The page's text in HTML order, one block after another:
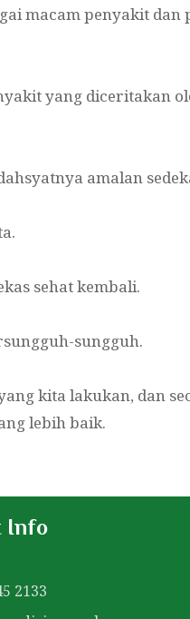
macam penyakit dan
yang diceritakan
amalan
sehat kembali.
sungguh.
kita lakukan, dan
lebih baik.
Info
2133